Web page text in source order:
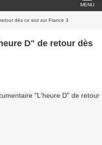
MENU
dès ce soir sur France 3
D" de retour dès